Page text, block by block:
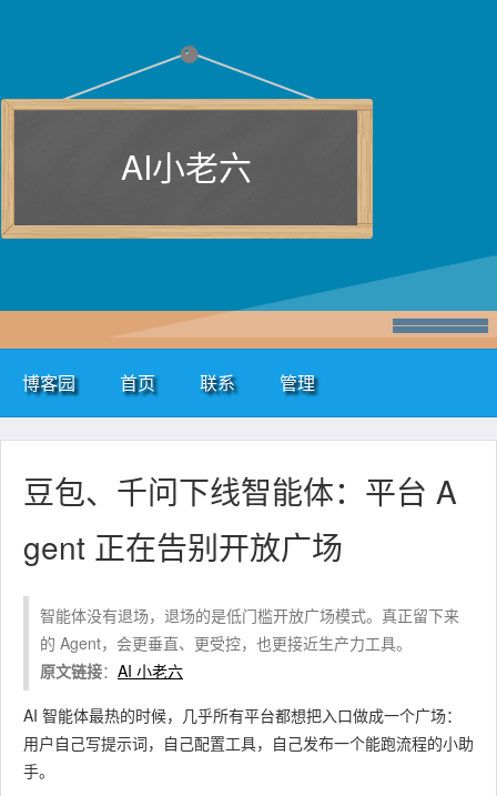
AI小老六
博客园 首页 联系 管理
豆包、千问下线智能体：平台 A
gent 正在告别开放广场
智能体没有退场，退场的是低门槛开放广场模式。真正留下来
的 Agent，会更垂直、更受控，也更接近生产力工具。
原文链接： AI 小老六
AI 智能体最热的时候，几乎所有平台都想把入口做成一个广场：
用户自己写提示词，自己配置工具，自己发布一个能跑流程的小助
手。